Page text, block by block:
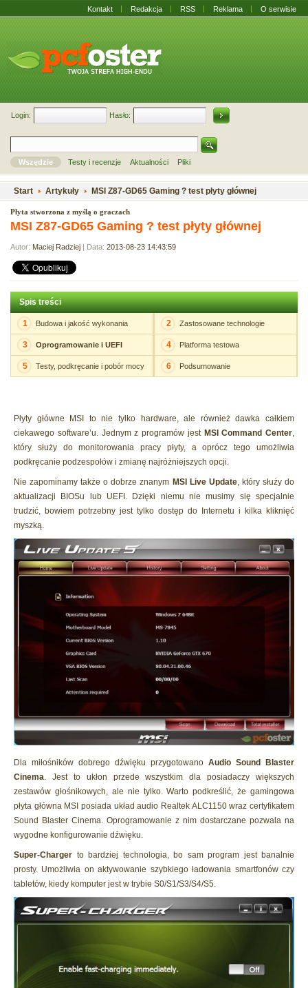
Kontakt Redakcja RSS Reklama O serwisie
Login: Hasło:
Wszędzie Testy i recenzje Aktualności Pliki
Start Artykuły MSI Z87-GD65 Gaming ? test płyty głównej
Płyta stworzona z myślą o graczach
MSI Z87-GD65 Gaming ? test płyty głównej
Autor: Maciej Radziej | Data: 2013-08-23 14:43:59
Spis treści
1 Budowa i jakość wykonania
3 Oprogramowanie i UEFI
5 Testy, podkręcanie i pobór mocy
2 Zastosowane technologie
4 Platforma testowa
6 Podsumowanie
Płyty główne MSI to nie tylko hardware, ale również dawka całkiem
ciekawego software’u. Jednym z programów jest MSI Command Center,
który służy do monitorowania pracy płyty, a oprócz tego umożliwia
podkręcanie podzespołów i zmianę najróżniejszych opcji.
Nie zapominamy także o dobrze znanym MSI Live Update, który służy do
aktualizacji BIOSu lub UEFI. Dzięki niemu nie musimy się specjalnie
trudzić, bowiem potrzebny jest tylko dostęp do Internetu i kilka kliknięć
myszką.
Dla miłośników dobrego dźwięku przygotowano Audio Sound Blaster
Cinema. Jest to ukłon przede wszystkim dla posiadaczy większych
zestawów głośnikowych, ale nie tylko. Warto podkreślić, że gamingowa
płyta główna MSI posiada układ audio Realtek ALC1150 wraz certyfikatem
Sound Blaster Cinema. Oprogramowanie z nim dostarczane pozwala na
wygodne konfigurowanie dźwięku.
Super-Charger to bardziej technologia, bo sam program jest banalnie
prosty. Umożliwia on aktywowanie szybkiego ładowania smartfonów czy
tabletów, kiedy komputer jest w trybie S0/S1/S3/S4/S5.